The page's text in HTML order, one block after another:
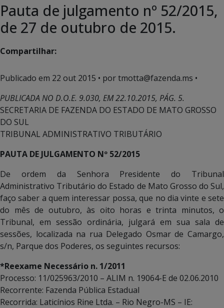
Pauta de julgamento nº 52/2015,
de 27 de outubro de 2015.
Compartilhar:
Publicado em 22 out 2015 • por tmotta@fazenda.ms •
PUBLICADA NO D.O.E. 9.030, EM 22.10.2015, PÁG. 5.
SECRETARIA DE FAZENDA DO ESTADO DE MATO GROSSO
DO SUL
TRIBUNAL ADMINISTRATIVO TRIBUTÁRIO
PAUTA DE JULGAMENTO Nº 52/2015
De ordem da Senhora Presidente do Tribunal
Administrativo Tributário do Estado de Mato Grosso do Sul,
faço saber a quem interessar possa, que no dia vinte e sete
do mês de outubro, às oito horas e trinta minutos, o
Tribunal, em sessão ordinária, julgará em sua sala de
sessões, localizada na rua Delegado Osmar de Camargo,
s/n, Parque dos Poderes, os seguintes recursos:
*Reexame Necessário n. 1/2011
Processo: 11/025963/2010 – ALIM n. 19064-E de 02.06.2010
Recorrente: Fazenda Pública Estadual
Recorrida: Laticínios Rine Ltda. – Rio Negro-MS – IE: